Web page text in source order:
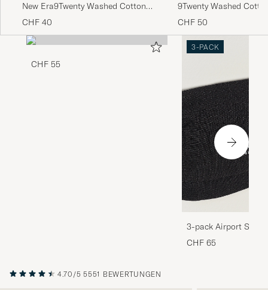
New Era9Twenty Washed Cotton
CapNavy New York Yankees
CHF 40
9Twenty Washed
New York Yankees
CHF 50
CHF 55
3-PACK
3-pack Airport
Melange
CHF 65
4.70/5 5551 BEWERTUNGEN